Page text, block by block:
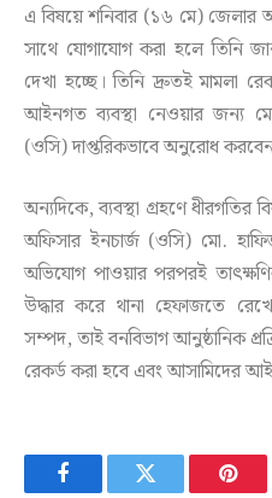
এ বিষয়ে শনিবার (১৬ মে) জেলার
সাথে যোগাযোগ করা হলে তিনি
দেখা হচ্ছে। তিনি দ্রুতই মামলা
আইনগত ব্যবস্থা নেওয়ার জন্য
(ওসি) দাপ্তরিকভাবে অনুরোধ
অন্যদিকে, ব্যবস্থা গ্রহণে ধীরগতির
অফিসার ইনচার্জ (ওসি) মো.
অভিযোগ পাওয়ার পরপরই
উদ্ধার করে থানা হেফাজতে
সম্পদ, তাই বনবিভাগ আনুষ্ঠানিক
রেকর্ড করা হবে এবং আসামিদের
FacebookTwitter